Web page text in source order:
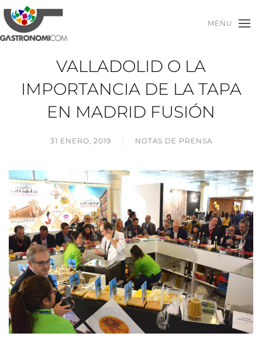
MENU
VALLADOLID O LA
IMPORTANCIA DE LA TAPA
EN MADRID FUSIÓN
31 ENERO, 2019 NOTAS DE PRENSA